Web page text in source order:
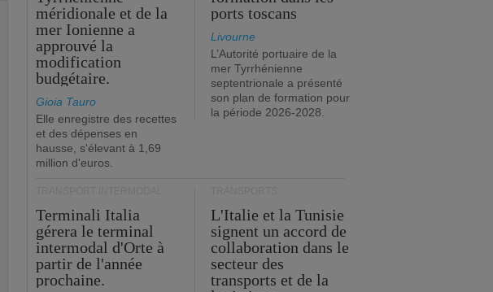
méridionale et de la
mer Ionienne a
approuvé la
modification
budgétaire.
Gioia Tauro
Elle enregistre des recettes
et des dépenses en
hausse, s'élevant à 1,69
million d'euros.
ports toscans
Livourne
L’Autorité portuaire de la
mer Tyrrhénienne
septentrionale a présenté
son plan de formation pour
la période 2026-2028.
Terminali Italia
gérera le terminal
intermodal d'Orte à
partir de l'année
prochaine.
L'Italie et la Tunisie
signent un accord de
collaboration dans le
secteur des
transports et de la